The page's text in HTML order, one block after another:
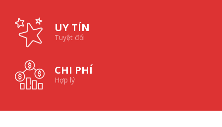
UY TÍN
Tuyệt đối
CHI PHÍ
Hợp lý